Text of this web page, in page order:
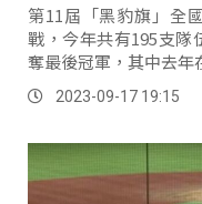
第11屆「黑豹旗」全
戰，今年共有195支隊
奪最後冠軍，其中去年
中，吃下殿軍獎牌的鶯
2023-09-17 19:15